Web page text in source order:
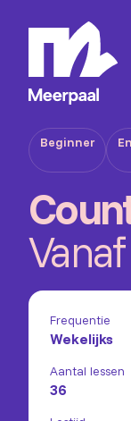
Beginner
Frequentie
Wekelijks
Aantal lessen
36